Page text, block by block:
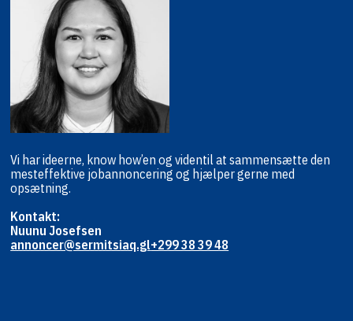
Vi har ideerne, know how’en og videntil at sammensætte den
mesteffektive jobannoncering og hjælpergerne med
opsætning.
Kontakt:
Nuunu Josefsen
annoncer@sermitsiaq.gl+299 38 39 48